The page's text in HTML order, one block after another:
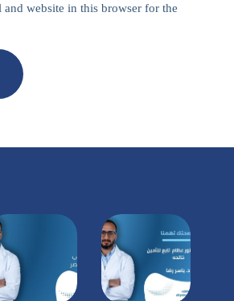
and website in this browser for the